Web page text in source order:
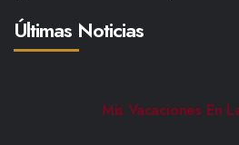
Últimas Noticias
Mis Vacaciones En